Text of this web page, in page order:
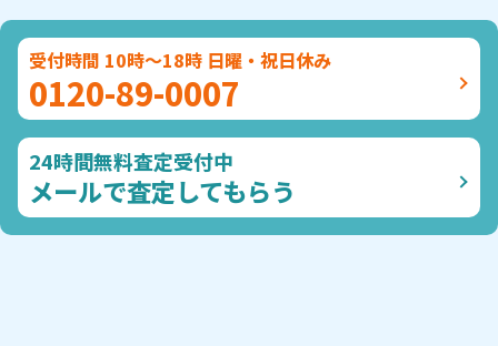
受付時間 10時～18時 日曜・祝日休み
0120-89-0007
24時間無料査定受付中
メールで査定してもらう